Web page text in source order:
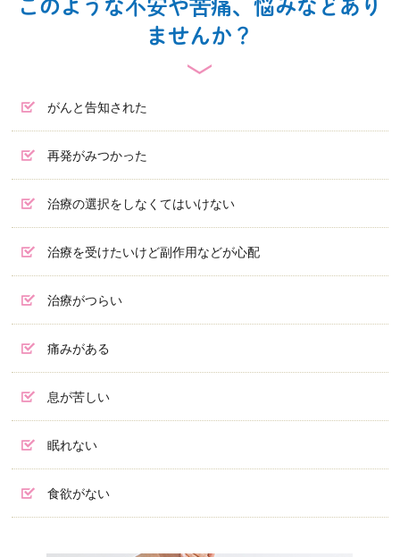
このような不安や苦痛、悩みなどあり
ませんか？
がんと告知された
再発がみつかった
治療の選択をしなくてはいけない
治療を受けたいけど副作用などが心配
治療がつらい
痛みがある
息が苦しい
眠れない
食欲がない